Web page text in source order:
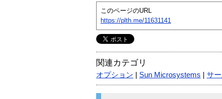
このページのURL
https://plth.me/11631141
関連カテゴリ
オプション Sun Microsystems サ